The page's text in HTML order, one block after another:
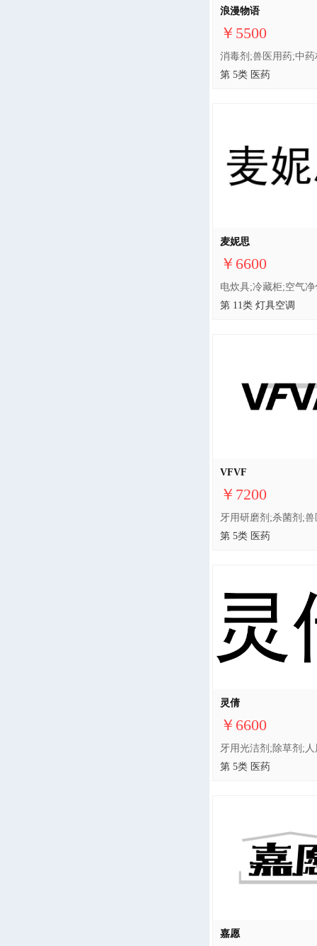
浪漫物语
￥5500
第 5类 医药
麦妮思
￥6600
第 11类 灯具空调
VFVF
￥7200
第 5类 医药
灵倩
￥6600
第 5类 医药
嘉愿